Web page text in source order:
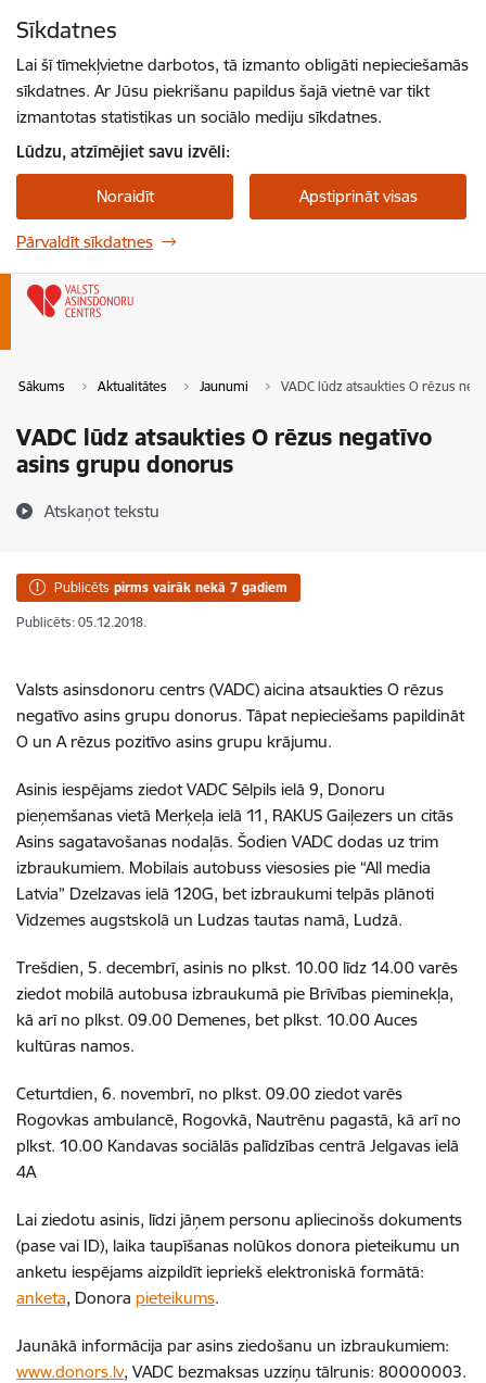
Sīkdatnes
Lai šī tīmekļvietne darbotos, tā izmanto obligāti nepieciešamās
sīkdatnes. Ar Jūsu piekrišanu papildus šajā vietnē var tikt
izmantotas statistikas un sociālo mediju sīkdatnes.
Lūdzu, atzīmējiet savu izvēli:
Noraidīt Apstiprināt visas
Pārvaldīt sīkdatnes
Sākums Aktualitātes Jaunumi VADC lūdz atsaukties O rēzus
VADC lūdz atsaukties O rēzus negatīvo
asins grupu donorus
Atskaņot tekstu
Publicēts pirms vairāk nekā 7 gadiem
Publicēts: 05.12.2018.
Valsts asinsdonoru centrs (VADC) aicina atsaukties O rēzus
negatīvo asins grupu donorus. Tāpat nepieciešams papildināt
O un A rēzus pozitīvo asins grupu krājumu.
Asinis iespējams ziedot VADC Sēlpils ielā 9, Donoru
pieņemšanas vietā Merķeļa ielā 11, RAKUS Gaiļezers un citās
Asins sagatavošanas nodaļās. Šodien VADC dodas uz trim
izbraukumiem. Mobilais autobuss viesosies pie “All media
Latvia” Dzelzavas ielā 120G, bet izbraukumi telpās plānoti
Vidzemes augstskolā un Ludzas tautas namā, Ludzā.
Trešdien, 5. decembrī, asinis no plkst. 10.00 līdz 14.00 varēs
ziedot mobilā autobusa izbraukumā pie Brīvības pieminekļa,
kā arī no plkst. 09.00 Demenes, bet plkst. 10.00 Auces
kultūras namos.
Ceturtdien, 6. novembrī, no plkst. 09.00 ziedot varēs
Rogovkas ambulancē, Rogovkā, Nautrēnu pagastā, kā arī no
plkst. 10.00 Kandavas sociālās palīdzības centrā Jelgavas ielā
4A
Lai ziedotu asinis, līdzi jāņem personu apliecinošs dokuments
(pase vai ID), laika taupīšanas nolūkos donora pieteikumu un
anketu iespējams aizpildīt iepriekš elektroniskā formātā:
anketa, Donora pieteikums.
Jaunākā informācija par asins ziedošanu un izbraukumiem:
www.donors.lv, VADC bezmaksas uzziņu tālrunis: 80000003.